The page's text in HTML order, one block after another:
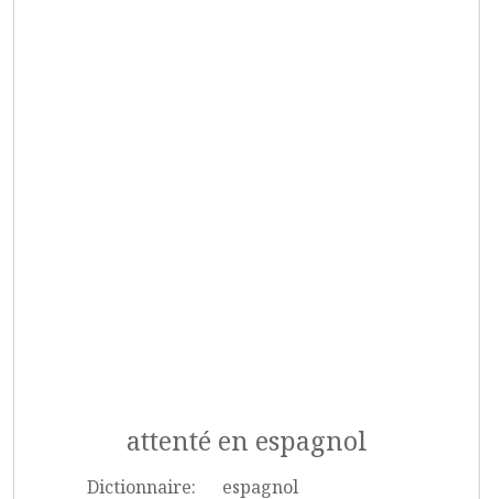
attenté en espagnol
Dictionnaire:
espagnol